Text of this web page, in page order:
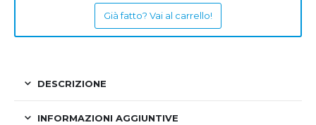
Già fatto? Vai al carrello!
DESCRIZIONE
INFORMAZIONI AGGIUNTIVE